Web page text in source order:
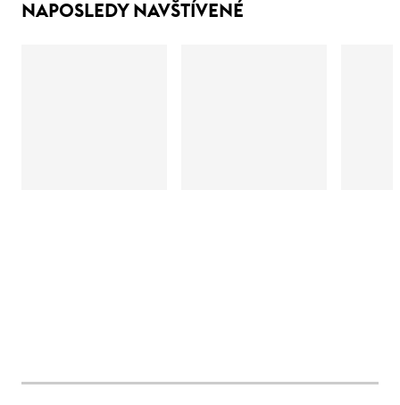
NAPOSLEDY NAVŠTÍVENÉ